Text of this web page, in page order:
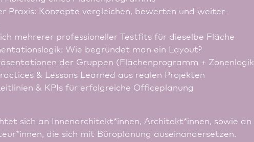
Praxis: Konzepte vergleichen, bewerten und weiter­
mehrerer professioneller Testfits für dieselbe Fläche
Wie begründet man ein Layout?
der Gruppen (Flächenprogramm +
& Lessons Learned aus realen Projekten
& KPIs für erfolgreiche Officeplanung
sich an Innen­architekt*innen, Architekt*innen, sowie an
die sich mit Büroplanung auseinandersetzen.